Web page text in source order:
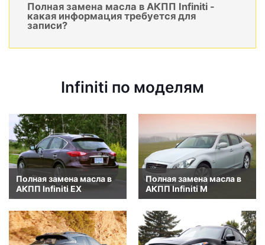
Полная замена масла в АКПП Infiniti -
какая информация требуется для
записи?
Infiniti по моделям
Полная замена масла в
АКПП Infiniti EX
Полная замена масла в
АКПП Infiniti M